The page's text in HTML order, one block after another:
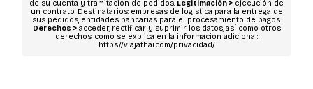
de su cuenta y tramitación de pedidos. Legitimación > ejecución de
un contrato. Destinatarios: empresas de logística para la entrega de
sus pedidos, entidades bancarias para el procesamiento de pagos.
Derechos >acceder, rectificar y suprimir los datos, así como otros
derechos, como se explica en la información adicional:
https://viajathai.com/privacidad/